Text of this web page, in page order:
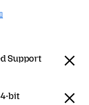
Support
bit